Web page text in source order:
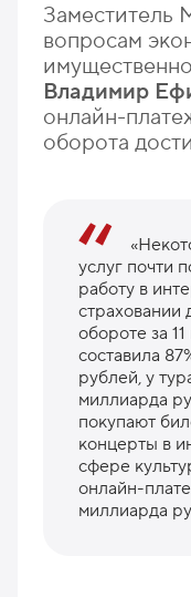
Заместитель
вопросам
Владимир
онлайн-
оборота
услуг почти
работу в
страховании
обороте за
составила
рублей, у
миллиарда
покупают
концерты в
сфере
онлайн-
миллиарда